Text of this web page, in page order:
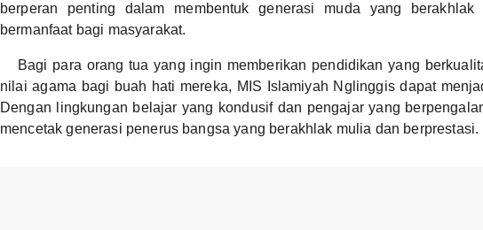
berperan penting dalam membentuk generasi muda yang
bermanfaat bagi masyarakat.
Bagi para orang tua yang ingin memberikan pendidikan yang
nilai agama bagi buah hati mereka, MIS Islamiyah Nglinggis dapat
Dengan lingkungan belajar yang kondusif dan pengajar yang
mencetak generasi penerus bangsa yang berakhlak mulia dan berprestasi.